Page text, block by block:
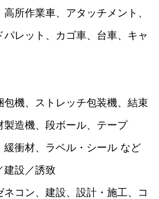
所作業車、アタッチメント、
レット、カゴ車、台車、キャ
機、ストレッチ包装機、結束
製造機、段ボール、テープ
緩衝材、ラベル・シール など
建設／誘致
コン、建設、設計・施工、コ